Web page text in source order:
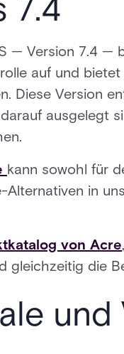
7.4
— Version 7.4 —
auf und
Diese Version
ausgelegt
kann sowohl für
in
von Acre
gleichzeitig die